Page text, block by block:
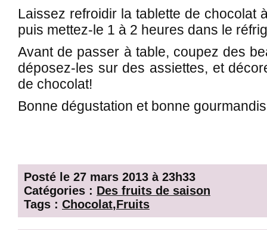
Laissez refroidir la tablette de chocolat
puis mettez-le 1 à 2 heures dans le
Avant de passer à table, coupez des
déposez-les sur des assiettes, et
de chocolat!
Bonne dégustation et bonne
Posté le 27 mars 2013 à 23h33
Catégories : Des fruits de saison
Tags : Chocolat,Fruits